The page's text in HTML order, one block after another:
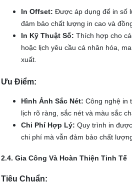
In Offset: Được áp dụng để in số
đảm bảo chất lượng in cao và
In Kỹ Thuật Số: Thích hợp cho
hoặc lịch yêu cầu cá nhân hóa,
xuất.
Ưu Điểm:
Hình Ảnh Sắc Nét: Công nghệ in
lịch rõ ràng, sắc nét và màu sắc
Chi Phí Hợp Lý: Quy trình in
chi phí mà vẫn đảm bảo chất
2.4. Gia Công Và Hoàn Thiện Tinh Tế
Tiêu Chuẩn: